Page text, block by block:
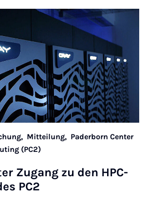
Mitteilung, Paderborn Center
(PC2)
Zugang zu den HPC-
PC2